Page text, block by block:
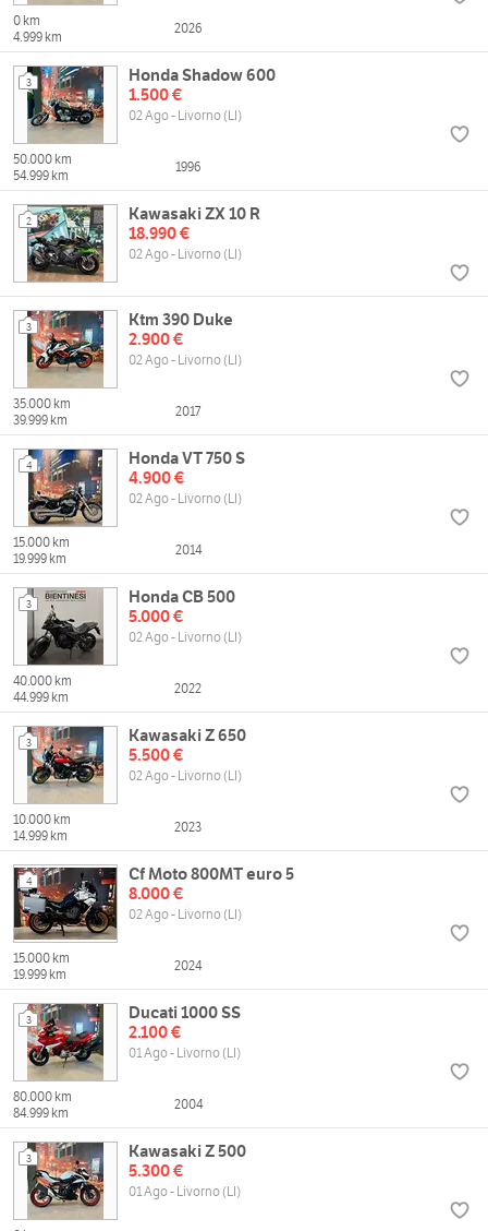
0 km
4.999 km
2026
3
Honda Shadow 600
1.500 €
02 Ago - Livorno (LI)
50.000 km
54.999 km
1996
2
Kawasaki ZX 10 R
18.990 €
02 Ago - Livorno (LI)
3
Ktm 390 Duke
2.900 €
02 Ago - Livorno (LI)
35.000 km
39.999 km
2017
4
Honda VT 750 S
4.900 €
02 Ago - Livorno (LI)
15.000 km
19.999 km
2014
3
Honda CB 500
5.000 €
02 Ago - Livorno (LI)
40.000 km
44.999 km
2022
3
Kawasaki Z 650
5.500 €
02 Ago - Livorno (LI)
10.000 km
14.999 km
2023
4
Cf Moto 800MT euro 5
8.000 €
02 Ago - Livorno (LI)
15.000 km
19.999 km
2024
3
Ducati 1000 SS
2.100 €
01 Ago - Livorno (LI)
80.000 km
84.999 km
2004
3
Kawasaki Z 500
5.300 €
01 Ago - Livorno (LI)